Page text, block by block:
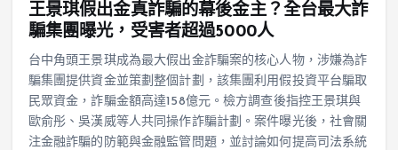
王景琪假出金真詐騙的幕後金主？全台最大詐
騙集團曝光，受害者超過5000人
台中角頭王景琪成為最大假出金詐騙案的核心人物，涉嫌為詐
騙集團提供資金並策劃整個計劃，該集團利用假投資平台騙取
民眾資金，詐騙金額高達158億元。檢方調查後指控王景琪與
歐俞彤、吳漢威等人共同操作詐騙計劃。案件曝光後，社會關
注金融詐騙的防範與金融監管問題，並討論如何提高司法系統